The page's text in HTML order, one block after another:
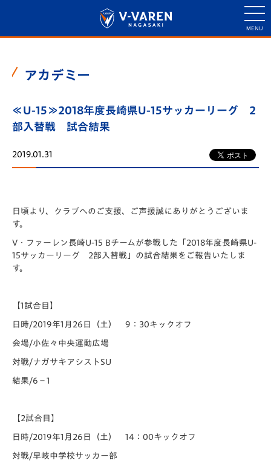
アカデミー
≪U-15≫2018年度長崎県U-15サッカーリーグ 2
部入替戦 試合結果
2019.01.31
日頃より、クラブへのご支援、ご声援誠にありがとうございま
す。
V・ファーレン長崎U-15 Bチームが参戦した「2018年度長崎県U-
15サッカーリーグ 2部入替戦」の試合結果をご報告いたしま
す。
【1試合目】
日時/2019年1月26日（土） 9：30キックオフ
会場/小佐々中央運動広場
対戦/ナガサキアシストSU
結果/6−1
【2試合目】
日時/2019年1月26日（土） 14：00キックオフ
対戦/早岐中学校サッカー部